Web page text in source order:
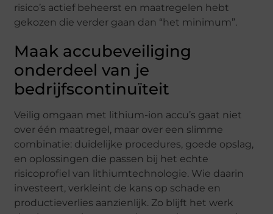
risico’s actief beheerst en maatregelen hebt
gekozen die verder gaan dan “het minimum”.
Maak accubeveiliging
onderdeel van je
bedrijfscontinuïteit
Veilig omgaan met lithium-ion accu’s gaat niet
over één maatregel, maar over een slimme
combinatie: duidelijke procedures, goede opslag,
en oplossingen die passen bij het echte
risicoprofiel van lithiumtechnologie. Wie daarin
investeert, verkleint de kans op schade en
productieverlies aanzienlijk. Zo blijft het werk